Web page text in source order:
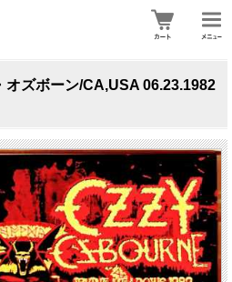
ズボーン/CA,USA 06.23.1982